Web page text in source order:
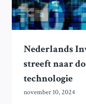
Nederlands
streeft naar
technologie
november 10, 2024